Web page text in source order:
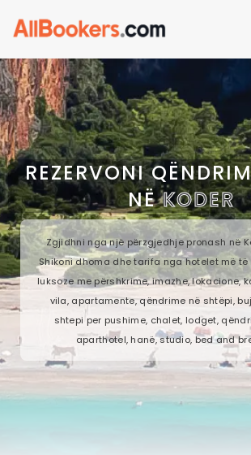
REZERVONI
NËKODER
Zgjidhni nga një përzgjedhje pronash në
Shikoni dhoma dhe tarifa nga hotelet më
luksoze me përshkrime, imazhe, lokacione,
vila, apartamente, qëndrime në shtëpi,
shtepi per pushime, chalet, lodget,
aparthotel, hanë, studio, bed and